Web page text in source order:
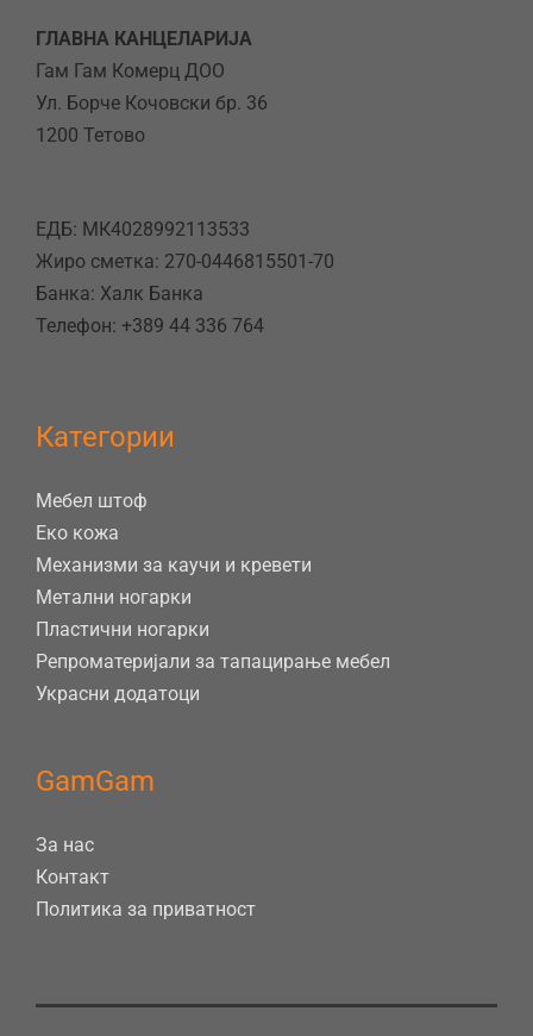
ГЛАВНА КАНЦЕЛАРИЈА
Гам Гам Комерц ДОО
Ул. Борче Кочовски бр. 36
1200 Тетово
ЕДБ: МК4028992113533
Жиро сметка: 270-0446815501-70
Банка: Халк Банка
Телефон: +389 44 336 764
Категории
Мебел штоф
Еко кожа
Механизми за каучи и кревети
Метални ногарки
Пластични ногарки
Репроматеријали за тапацирање мебел
Украсни додатоци
GamGam
За нас
Контакт
Политика за приватност